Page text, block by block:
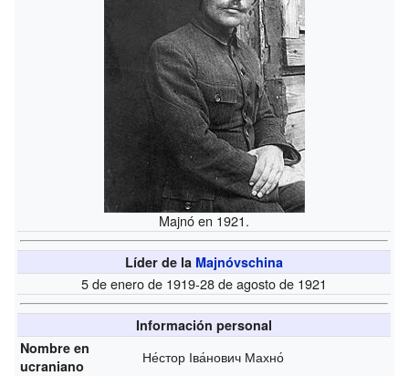
Majnó en 1921.
Líder de la Majnóvschina
5 de enero de 1919-28 de agosto de 1921
Información personal
Nombre en
ucraniano
Не́стор Іва́нович Махно́